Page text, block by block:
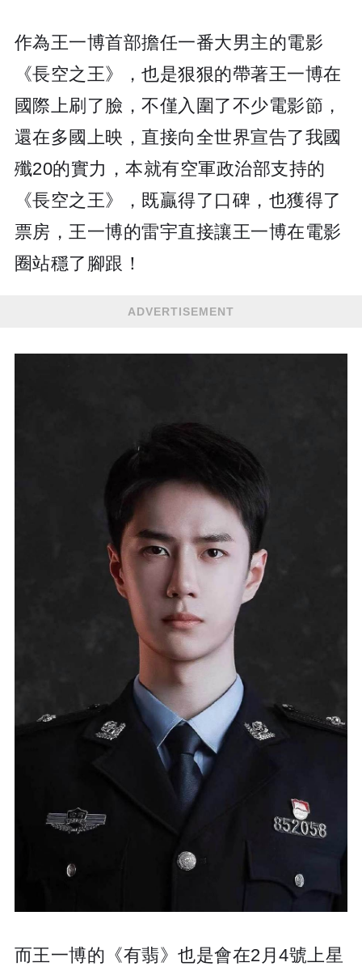
作為王一博首部擔任一番大男主的電影
《長空之王》，也是狠狠的帶著王一博在
國際上刷了臉，不僅入圍了不少電影節，
還在多國上映，直接向全世界宣告了我國
殲20的實力，本就有空軍政治部支持的
《長空之王》，既贏得了口碑，也獲得了
票房，王一博的雷宇直接讓王一博在電影
圈站穩了腳跟！
ADVERTISEMENT
而王一博的《有翡》也是會在2月4號上星